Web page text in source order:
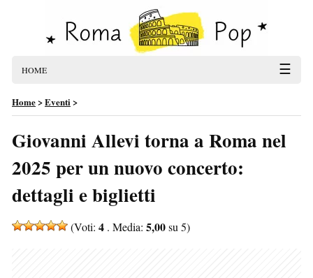
HOME ☰
Home>Eventi>
Giovanni Allevi torna a Roma nel
2025 per un nuovo concerto:
dettagli e biglietti
(Voti: 4 . Media: 5,00su 5)